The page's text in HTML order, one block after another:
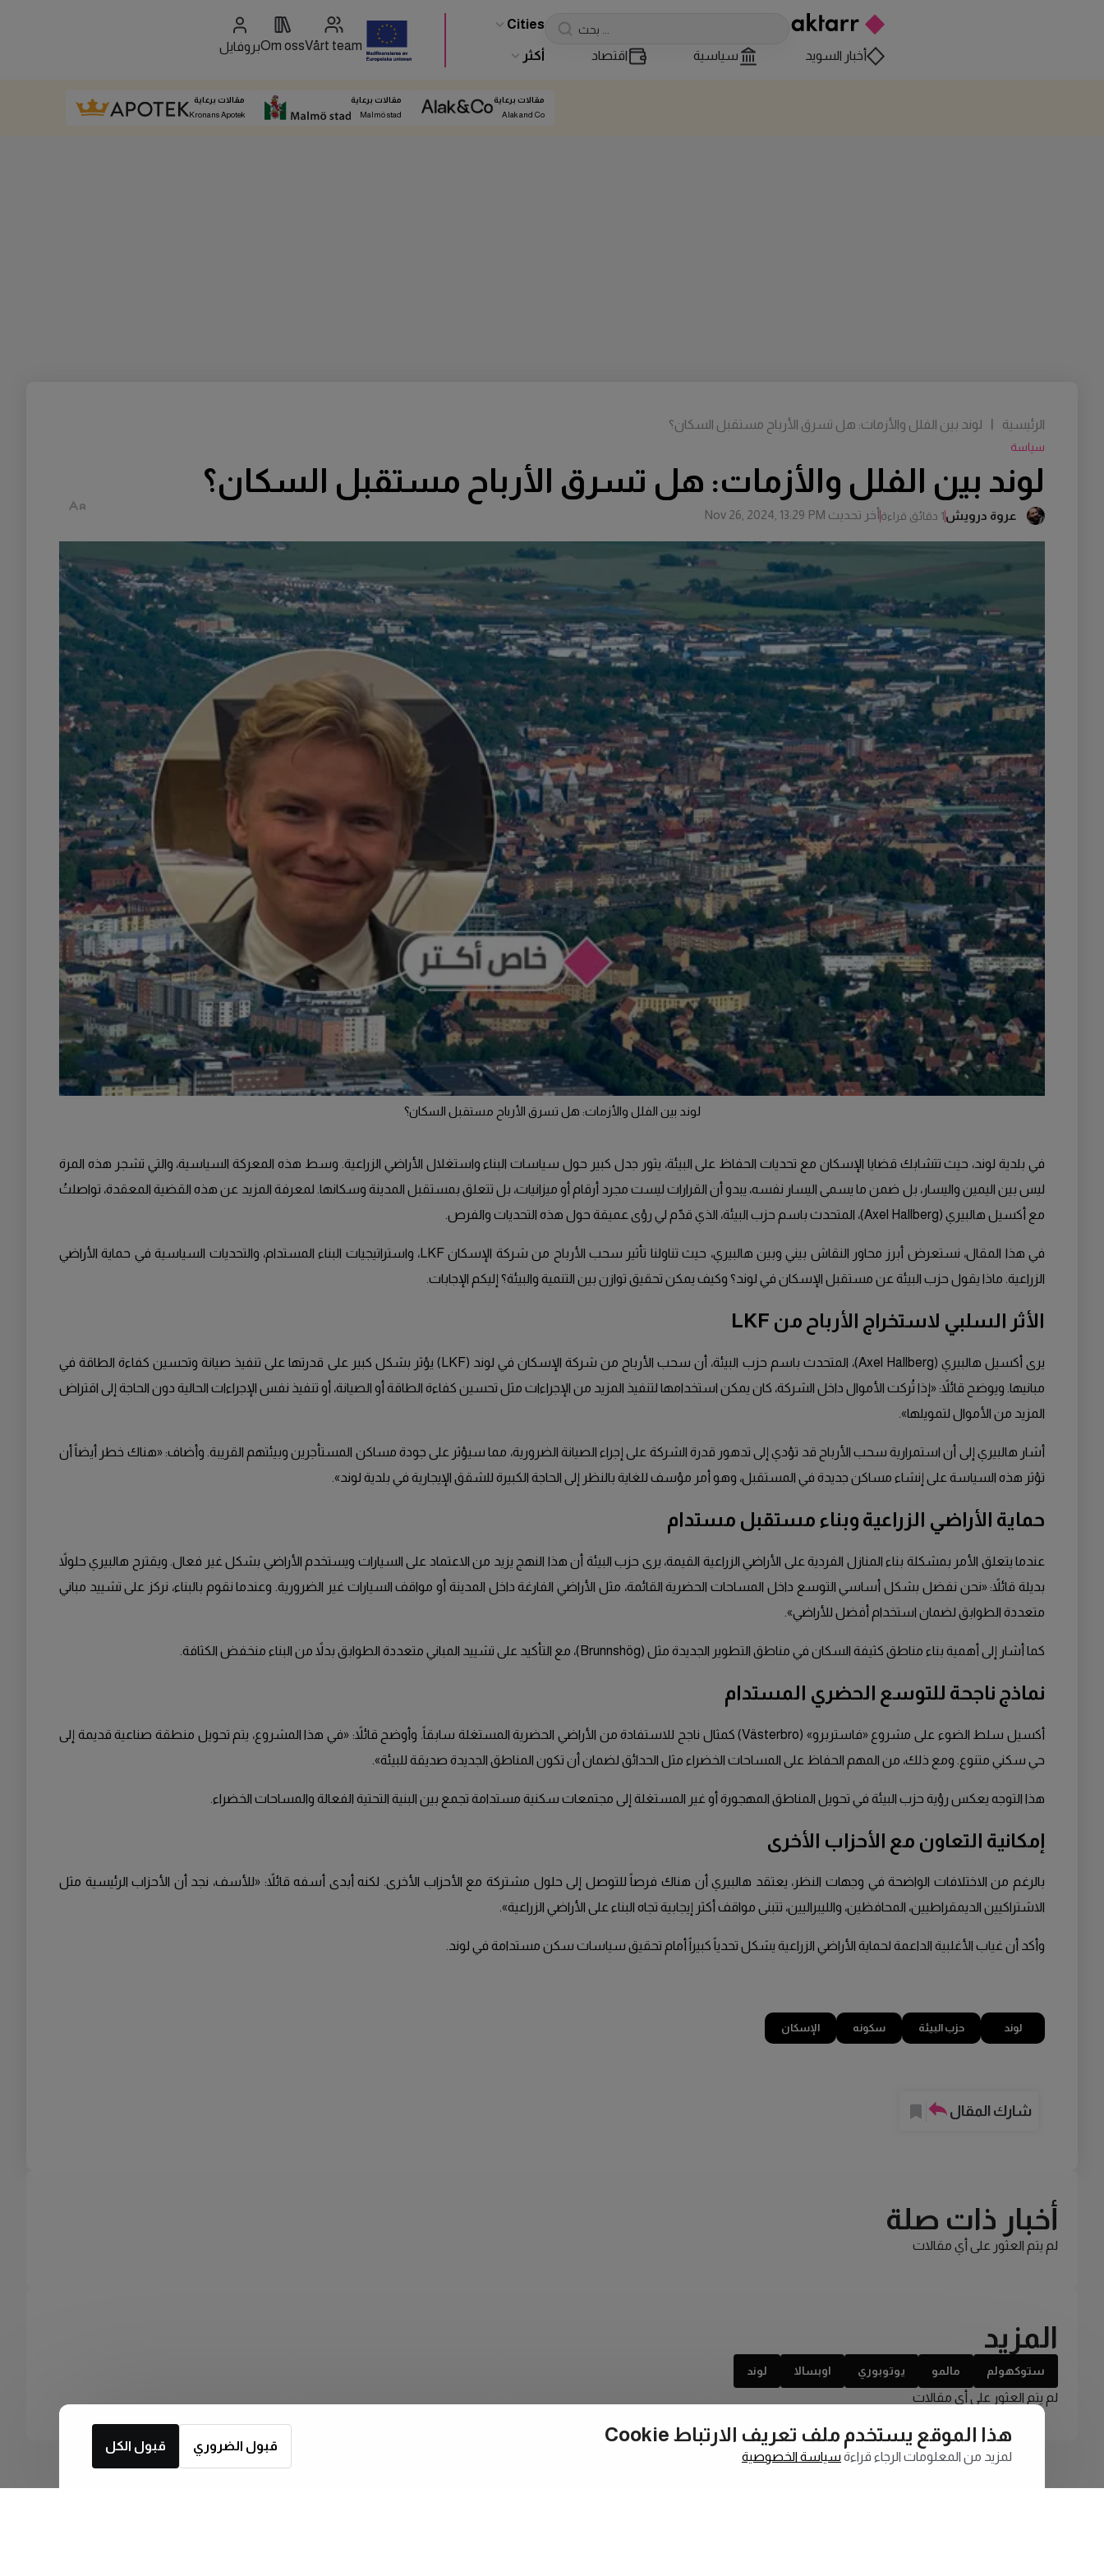
Cities
أخبار السويد سياسية اقتصاد أكثر
Vårt team
Om ossبروفايل
مقالات برعاية
Alak and Co
مقالات برعاية
Malmö stad
مقالات برعاية
Kronans Apotek
عروة درويش1 دقائق قراءة أخر تحديث Nov 26, 2024, 13:29 PM
لوند بين الفلل والأزمات: هل تسرق الأرباح مستقبل السكان؟
سياسة
الرئيسية | لوند بين الفلل والأزمات: هل تسرق الأرباح مستقبل السكان؟
لوند بين الفلل والأزمات: هل تسرق الأرباح مستقبل السكان؟
في بلدية لوند، حيث تتشابك قضايا الإسكان مع تحديات الحفاظ على البيئة، يثور جدل كبير حول سياسات البناء واستغلال الأراضي الزراعية. وسط هذه المعركة السياسية، والتي تشجر هذه المرة
ليس بين اليمين واليسار، بل ضمن ما يسمى اليسار نفسه، يبدو أن القرارات ليست مجرد أرقام أو ميزانيات، بل تتعلق بمستقبل المدينة وسكانها. لمعرفة المزيد عن هذه القضية المعقدة، تواصلتُ
مع أكسيل هالبيري (Axel Hallberg)، المتحدث باسم حزب البيئة، الذي قدّم لي رؤى عميقة حول هذه التحديات والفرص.
في هذا المقال، نستعرض أبرز محاور النقاش بيني وبين هالبيري، حيث تناولنا تأثير سحب الأرباح من شركة الإسكان LKF، واستراتيجيات البناء المستدام، والتحديات السياسية في حماية الأراضي
الزراعية. ماذا يقول حزب البيئة عن مستقبل الإسكان في لوند؟ وكيف يمكن تحقيق توازن بين التنمية والبيئة؟ إليكم الإجابات.
الأثر السلبي لاستخراج الأرباح من LKF
يرى أكسيل هالبيري (Axel Hallberg)، المتحدث باسم حزب البيئة، أن سحب الأرباح من شركة الإسكان في لوند (LKF) يؤثر بشكل كبير على قدرتها على تنفيذ صيانة وتحسين كفاءة الطاقة في
مبانيها. ويوضح قائلاً: «إذا تُركت الأموال داخل الشركة، كان يمكن استخدامها لتنفيذ المزيد من الإجراءات مثل تحسين كفاءة الطاقة أو الصيانة، أو تنفيذ نفس الإجراءات الحالية دون الحاجة إلى اقتراض
المزيد من الأموال لتمويلها».
أشار هالبيري إلى أن استمرارية سحب الأرباح قد تؤدي إلى تدهور قدرة الشركة على إجراء الصيانة الضرورية، مما سيؤثر على جودة مساكن المستأجرين وبيئتهم القريبة. وأضاف: «هناك خطر أيضاً أن
تؤثر هذه السياسة على إنشاء مساكن جديدة في المستقبل، وهو أمر مؤسف للغاية بالنظر إلى الحاجة الكبيرة للشقق الإيجارية في بلدية لوند».
حماية الأراضي الزراعية وبناء مستقبل مستدام
عندما يتعلق الأمر بمشكلة بناء المنازل الفردية على الأراضي الزراعية القيمة، يرى حزب البيئة أن هذا النهج يزيد من الاعتماد على السيارات ويستخدم الأراضي بشكل غير فعال. ويقترح هالبيري حلولاً
بديلة قائلاً: «نحن نفضل بشكل أساسي التوسع داخل المساحات الحضرية القائمة، مثل الأراضي الفارغة داخل المدينة أو مواقف السيارات غير الضرورية. وعندما نقوم بالبناء، نركز على تشييد مباني
متعددة الطوابق لضمان استخدام أفضل للأراضي».
كما أشار إلى أهمية بناء مناطق كثيفة السكان في مناطق التطوير الجديدة مثل (Brunnshög)، مع التأكيد على تشييد المباني متعددة الطوابق بدلاً من البناء منخفض الكثافة.
نماذج ناجحة للتوسع الحضري المستدام
أكسيل سلط الضوء على مشروع «فاستربرو» (Västerbro) كمثال ناجح للاستفادة من الأراضي الحضرية المستغلة سابقاً. وأوضح قائلاً: «في هذا المشروع، يتم تحويل منطقة صناعية قديمة إلى
حي سكني متنوع. ومع ذلك، من المهم الحفاظ على المساحات الخضراء مثل الحدائق لضمان أن تكون المناطق الجديدة صديقة للبيئة».
هذا التوجه يعكس رؤية حزب البيئة في تحويل المناطق المهجورة أو غير المستغلة إلى مجتمعات سكنية مستدامة تجمع بين البنية التحتية الفعالة والمساحات الخضراء.
إمكانية التعاون مع الأحزاب الأخرى
بالرغم من الاختلافات الواضحة في وجهات النظر، يعتقد هالبيري أن هناك فرصاً للتوصل إلى حلول مشتركة مع الأحزاب الأخرى. لكنه أبدى أسفه قائلاً: «للأسف، نجد أن الأحزاب الرئيسية مثل
الاشتراكيين الديمقراطيين، المحافظين، والليبراليين، تتبنى مواقف أكثر إيجابية تجاه البناء على الأراضي الزراعية».
وأكد أن غياب الأغلبية الداعمة لحماية الأراضي الزراعية يشكل تحدياً كبيراً أمام تحقيق سياسات سكن مستدامة في لوند.
لوند حزب البيئة سكونه الإسكان
شارك المقال
أخبار ذات صلة
لم يتم العثور على أي مقالات
المزيد
ستوكهولم مالمو يوتوبوري اوبسالا لوند
لم يتم العثور على أي مقالات
هذا الموقع يستخدم ملف تعريف الارتباط Cookie
لمزيد من المعلومات الرجاء قراءة سياسة الخصوصية
قبول الكل قبول الضروري